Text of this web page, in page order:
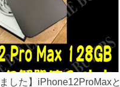
した】iPhone12ProMaxと